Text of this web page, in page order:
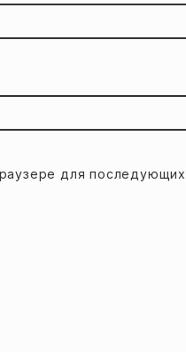
для последующих